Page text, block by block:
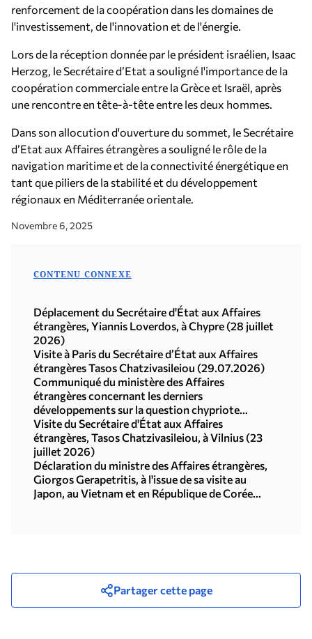
renforcement de la coopération dans les domaines de
l'investissement, de l'innovation et de l'énergie.
Lors de la réception donnée par le président israélien, Isaac
Herzog, le Secrétaire d’Etat a souligné l'importance de la
coopération commerciale entre la Grèce et Israël, après
une rencontre en tête-à-tête entre les deux hommes.
Dans son allocution d'ouverture du sommet, le Secrétaire
d’Etat aux Affaires étrangères a souligné le rôle de la
navigation maritime et de la connectivité énergétique en
tant que piliers de la stabilité et du développement
régionaux en Méditerranée orientale.
Novembre 6, 2025
CONTENU CONNEXE
Déplacement du Secrétaire d'État aux Affaires
étrangères, Yiannis Loverdos, à Chypre (28 juillet
2026)
Visite à Paris du Secrétaire d’État aux Affaires
étrangères Tasos Chatzivasileiou (29.07.2026)
Communiqué du ministère des Affaires
étrangères concernant les derniers
développements sur la question chypriote
(29.07.2026)
Visite du Secrétaire d'État aux Affaires
étrangères, Tasos Chatzivasileiou, à Vilnius (23
juillet 2026)
Déclaration du ministre des Affaires étrangères,
Giorgos Gerapetritis, à l'issue de sa visite au
Japon, au Vietnam et en République de Corée
Partager cette page